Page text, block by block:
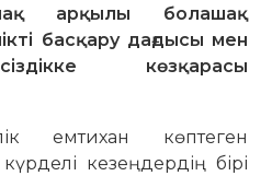
арқылы болашақ
басқару дағдысы мен
көзқарасы
емтихан көптеген
кезеңдердің бірі